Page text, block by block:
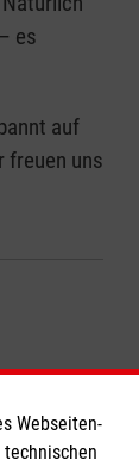
es
auf
freuen uns
Webseiten-